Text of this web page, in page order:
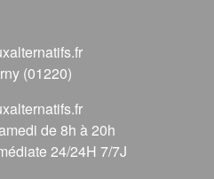
(01220)
de 8h à 20h
24/24H 7/7J